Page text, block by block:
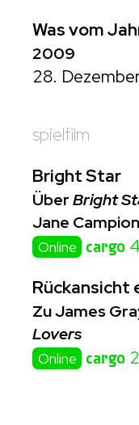
Was vom
2009
28.
spielfilm
Bright Star
ÜberBright
Jane Campion
Online cargo
Rückansicht
Zu James
Lovers
Online cargo